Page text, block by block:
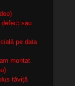
defect sau
pe data
montat
tăviță